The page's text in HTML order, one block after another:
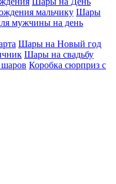
мальчику Шары
мужчины на день
Шары на Новый год
Шары на свадьбу
Коробка сюрприз с